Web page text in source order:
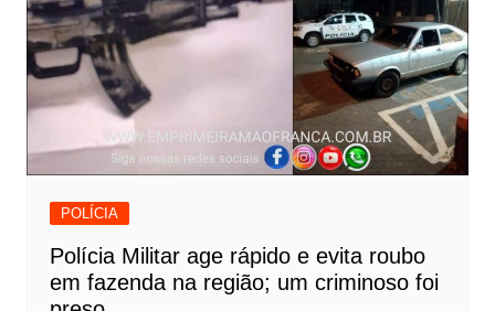
POLÍCIA
Polícia Militar age rápido e evita roubo
em fazenda na região; um criminoso foi